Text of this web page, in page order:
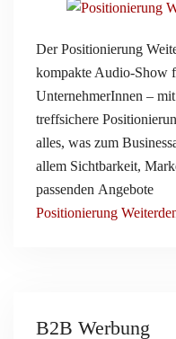
DerPositionierung
kompakte Audio-Show
UnternehmerInnen –
treffsichere
alles, was zum
allem Sichtbarkeit,
passenden Angebote
Positionierung
B2B Werbung